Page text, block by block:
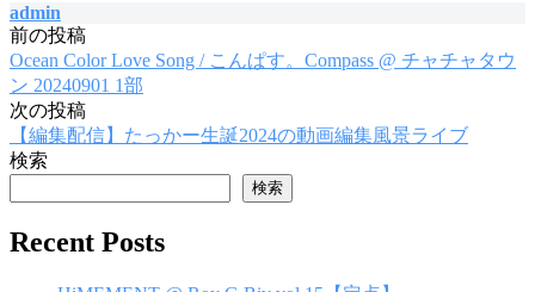
admin
投
稿
ナ
ビ
ゲ
ー
前の投稿
Ocean Color Love Song / こんぱす。Compass @ チャチャタウ
ン 20240901 1部
次の投稿
【編集配信】たっかー生誕2024の動画編集風景ライブ
検索
検索
Recent Posts